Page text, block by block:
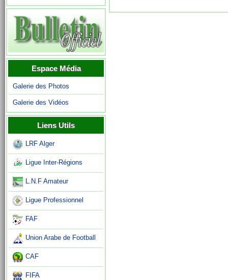
Espace Média
Galerie des Photos
Galerie des Vidéos
Liens Utils
LRF Alger
Ligue Inter-Régions
L.N.F Amateur
Ligue Professionnel
FAF
Union Arabe de Football
CAF
FIFA